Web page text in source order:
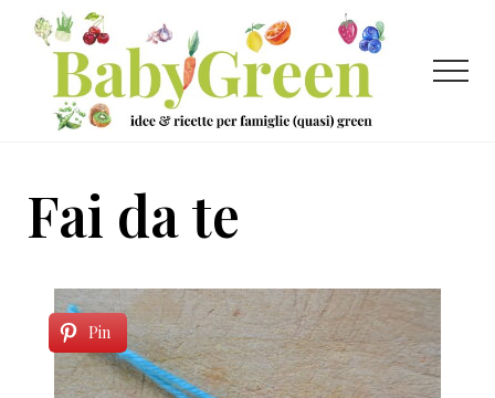
Menu
Passa
contenuto
principale
Passa
ricette
famiglie
(quasi)
green
Menu
Fai da te
Pin